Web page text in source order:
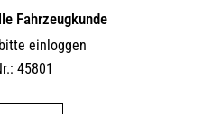
Fahrzeugkunde
einloggen
45801